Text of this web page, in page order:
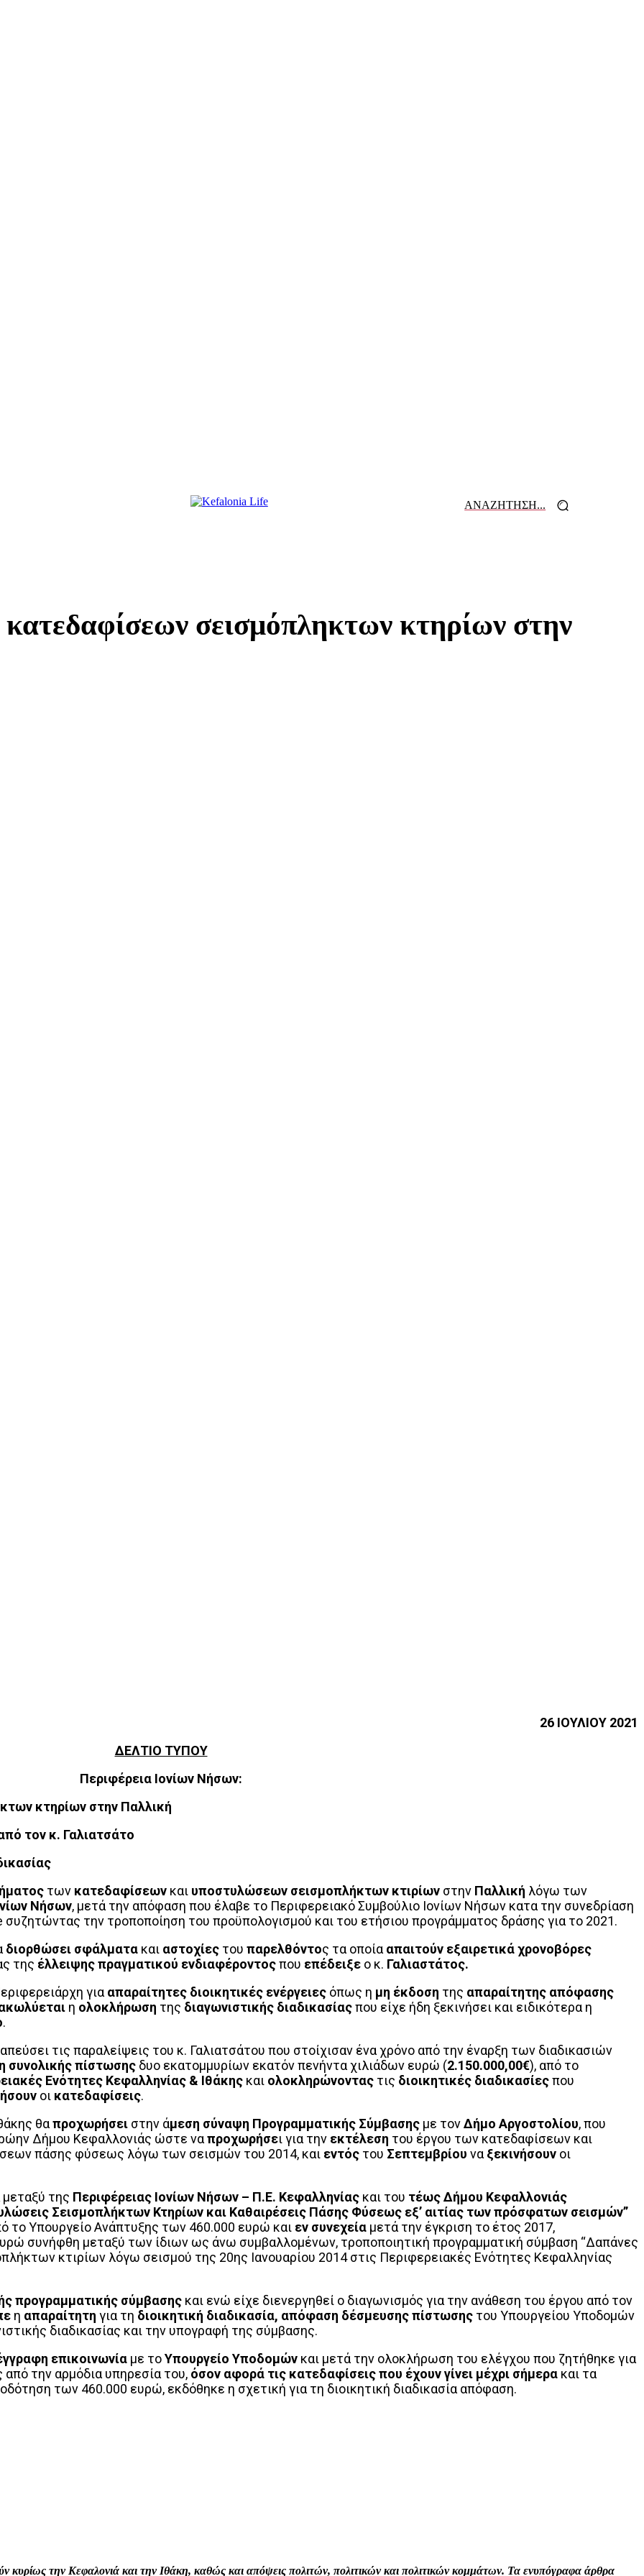
ΑΝΑΖΗΤΗΣΗ...
σεισμόπληκτων κτηρίων στην
26 ΙΟΥΛΙΟΥ 2021
ΔΕΛΤΙΟ ΤΥΠΟΥ
Περιφέρεια Ιονίων Νήσων:
κτηρίων στην Παλλική
τον κ. Γαλιατσάτο
των κατεδαφίσεων και υποστυλώσεων σεισμοπλήκτων κτιρίων στην Παλλική λόγω των
Νήσων, μετά την απόφαση που έλαβε το Περιφερειακό Συμβούλιο Ιονίων Νήσων κατα την συνεδρίαση
την τροποποίηση του προϋπολογισμού και του ετήσιου προγράμματος δράσης για το 2021.
διορθώσει σφάλματα και αστοχίες του παρελθόντος τα οποίααπαιτούν εξαιρετικά χρονοβόρες
της έλλειψης πραγματικού ενδιαφέροντοςπου επέδειξε ο κ. Γαλιαστάτος.
γιααπαραίτητες διοικητικές ενέργειες όπως η μη έκδοση της απαραίτητης απόφασης
η ολοκλήρωση της διαγωνιστικής διαδικασίαςπου είχε ήδη ξεκινήσει και ειδικότερα η
.
τις παραλείψεις του κ. Γαλιατσάτου που στοίχισαν ένα χρόνο από την έναρξη των διαδικασιών
συνολικής πίστωσης δυο εκατομμυρίων εκατόν πενήντα χιλιάδων ευρώ (2.150.000,00€), από το
Ενότητες Κεφαλληνίας & Ιθάκης και ολοκληρώνοντας τις διοικητικές διαδικασίεςπου
οι κατεδαφίσεις.
θαπροχωρήσει στην άμεση σύναψη Προγραμματικής Σύμβασης με τονΔήμο Αργοστολίου, που
Δήμου Κεφαλλονιάς ώστε ναπροχωρήσει για την εκτέλεση του έργου των κατεδαφίσεων και
πάσης φύσεως λόγω των σεισμών του 2014, και εντός του Σεπτεμβρίου ναξεκινήσουν οι
της Περιφέρειας Ιονίων Νήσων – Π.Ε. Κεφαλληνίας και του τέως Δήμου Κεφαλλονιάς
Σεισμοπλήκτων Κτηρίων και Καθαιρέσεις Πάσης Φύσεως εξ’ αιτίας των πρόσφατων σεισμών”
το Υπουργείο Ανάπτυξης των 460.000 ευρώ και εν συνεχεία μετά την έγκριση το έτος 2017,
συνήφθη μεταξύ των ίδιων ως άνω συμβαλλομένων, τροποποιητική προγραμματική σύμβαση “Δαπάνες
κτιρίων λόγω σεισμού της 20ης Ιανουαρίου 2014 στις Περιφερειακές Ενότητες Κεφαλληνίας
προγραμματικής σύμβασης και ενώ είχε διενεργηθεί ο διαγωνισμός για την ανάθεση του έργου από τον
η απαραίτητη για τη διοικητική διαδικασία, απόφαση δέσμευσης πίστωσης του Υπουργείου Υποδομών
διαδικασίας και την υπογραφή της σύμβασης.
επικοινωνία με τοΥπουργείο Υποδομών και μετά την ολοκλήρωση του ελέγχου που ζητήθηκε για
την αρμόδια υπηρεσία του, όσον αφορά τις κατεδαφίσεις που έχουν γίνει μέχρι σήμερα και τα
των 460.000 ευρώ, εκδόθηκε η σχετική για τη διοικητική διαδικασία απόφαση.
κυρίως την Κεφαλονιά και την Ιθάκη, καθώς και απόψεις πολιτών, πολιτικών και πολιτικών κομμάτων. Τα ενυπόγραφα άρθρα